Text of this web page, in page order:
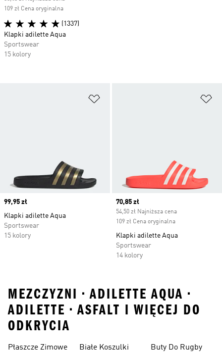
Price
99,95 zł
Klapki adilette Aqua
Sportswear
15 kolory
Current price
70,85 zł
54,50 zł Najniższa cena
109 zł Cena oryginalna
Klapki adilette Aqua
Sportswear
14 kolory
109 zł Cena oryginalna
(1337)
Klapki adilette Aqua
Sportswear
15 kolory
MEZCZYZNI • ADILETTE AQUA •
ADILETTE • ASFALT I WIĘCEJ DO
ODKRYCIA
Płaszcze Zimowe Białe Koszulki Buty Do Rugby